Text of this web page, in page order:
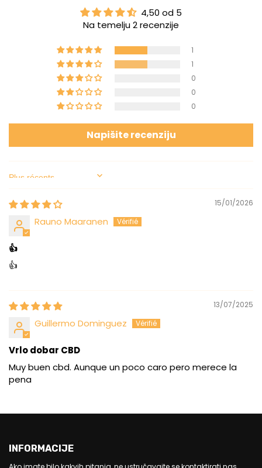
4,50 od 5
Na temelju 2 recenzije
1
1
0
0
0
Napišite recenziju
Sort by
15/01/2026
Rauno Maaranen
👍
👍
13/07/2025
Guillermo Dominguez
Vrlo dobar CBD
Muy buen cbd. Aunque un poco caro pero merece la
pena
INFORMACIJE